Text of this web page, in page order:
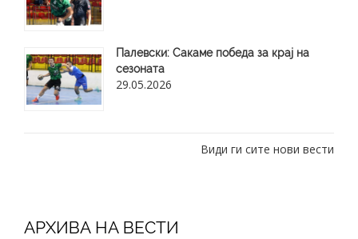
​Палевски: Сакаме победа за крај на
сезоната
29.05.2026
Види ги сите нови вести
АРХИВА НА ВЕСТИ